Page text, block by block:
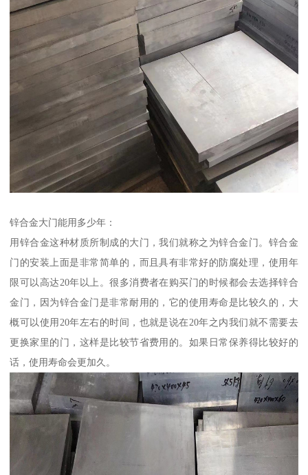
锌合金大门能用多少年：
用锌合金这种材质所制成的大门，我们就称之为锌合金门。锌合金
门的安装上面是非常简单的，而且具有非常好的防腐处理，使用年
限可以高达20年以上。很多消费者在购买门的时候都会去选择锌合
金门，因为锌合金门是非常耐用的，它的使用寿命是比较久的，大
概可以使用20年左右的时间，也就是说在20年之内我们就不需要去
更换家里的门，这样是比较节省费用的。如果日常保养得比较好的
话，使用寿命会更加久。